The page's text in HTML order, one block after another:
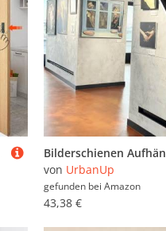
von UrbanUp
gefunden bei Amazon
43,38 €